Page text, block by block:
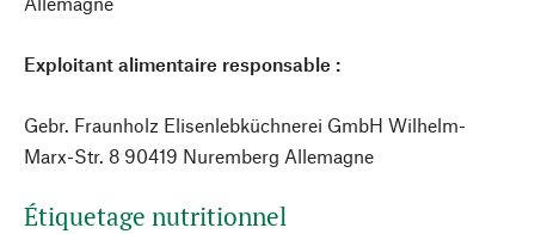
Exploitant alimentaire responsable :
Gebr. Fraunholz Elisenlebküchnerei GmbH Wilhelm-
Marx-Str. 8 90419 Nuremberg Allemagne
Étiquetage nutritionnel